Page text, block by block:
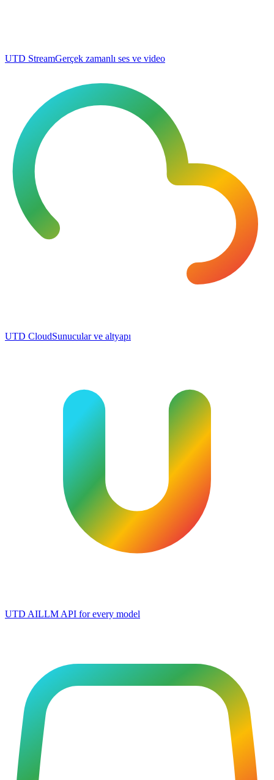
UTD StreamGerçek zamanlı ses ve video
UTD CloudSunucular ve altyapı
UTD AILLM API for every model